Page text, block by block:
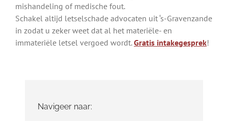
mishandeling of medische fout.
Schakel altijd letselschade advocaten uit ‘s-Gravenzande
in zodat u zeker weet dat al het materiële- en
immateriële letsel vergoed wordt.Gratis intakegesprek!
Navigeer naar: